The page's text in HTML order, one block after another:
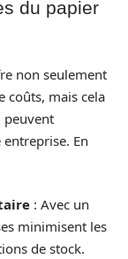
du papier
non seulement
coûts, mais cela
peuvent
En
: Avec un
minimisent les
de stock.